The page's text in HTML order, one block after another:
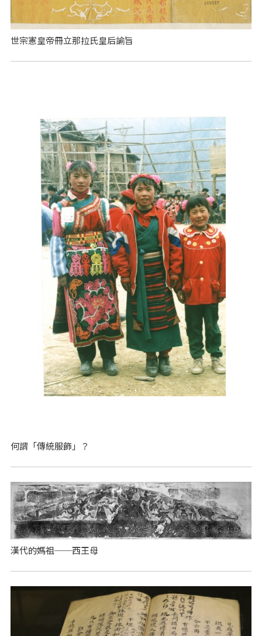
世宗憲皇帝冊立那拉氏皇后諭旨
何謂「傳統服飾」？
漢代的媽祖──西王母